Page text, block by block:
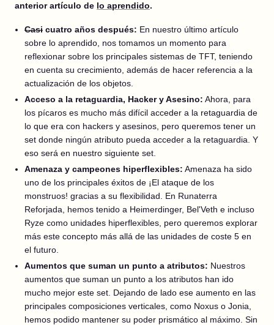
anterior artículo de lo aprendido.
Casi cuatro años después: En nuestro último artículo
sobre lo aprendido, nos tomamos un momento para
reflexionar sobre los principales sistemas de TFT, teniendo
en cuenta su crecimiento, además de hacer referencia a la
actualización de los objetos.
Acceso a la retaguardia, Hacker y Asesino: Ahora, para
los pícaros es mucho más difícil acceder a la retaguardia de
lo que era con hackers y asesinos, pero queremos tener un
set donde ningún atributo pueda acceder a la retaguardia. Y
eso será en nuestro siguiente set.
Amenaza y campeones hiperflexibles: Amenaza ha sido
uno de los principales éxitos de ¡El ataque de los
monstruos! gracias a su flexibilidad. En Runaterra
Reforjada, hemos tenido a Heimerdinger, Bel'Veth e incluso
Ryze como unidades hiperflexibles, pero queremos explorar
más este concepto más allá de las unidades de coste 5 en
el futuro.
Aumentos que suman un punto a atributos: Nuestros
aumentos que suman un punto a los atributos han ido
mucho mejor este set. Dejando de lado ese aumento en las
principales composiciones verticales, como Noxus o Jonia,
hemos podido mantener su poder prismático al máximo. Sin